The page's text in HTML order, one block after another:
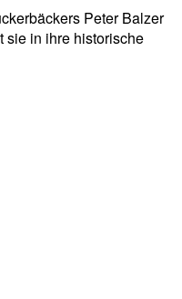
Peter Balzer
sie in ihre historische